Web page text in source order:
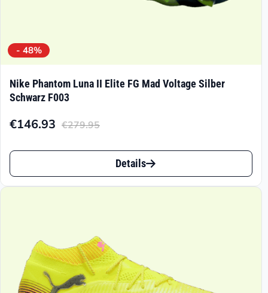
- 48%
Nike Phantom Luna II Elite FG Mad Voltage Silber
Schwarz F003
€279.95
Ursprünglicher
Preis
€279.95
€146.93
Aktueller
Preis
€146.93.
Dieses
Produkt
Varianten
auf.
Die
Details